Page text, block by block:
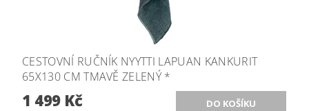
CESTOVNÍ RUČNÍK NYYTTI LAPUAN KANKURIT
65X130 CM TMAVĚ ZELENÝ *
1 499 Kč